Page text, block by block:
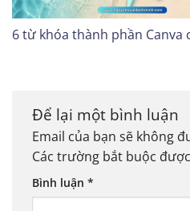
6 từ khóa thành phần Canva
Để lại một bình luận
Email của bạn sẽ không
Các trường bắt buộc
Bình luận *